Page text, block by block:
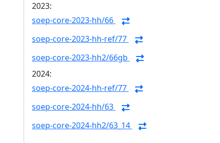
2023:
soep-core-2023-hh/66
soep-core-2023-hh-ref/77
soep-core-2023-hh2/66gb
2024:
soep-core-2024-hh-ref/77
soep-core-2024-hh/63
soep-core-2024-hh2/63_14